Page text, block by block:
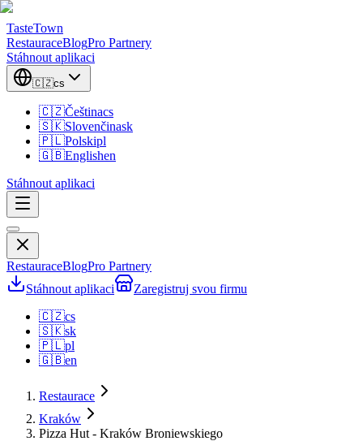
TasteTown
RestauraceBlogPro Partnery
Stáhnout aplikaci
🇨🇿cs
🇨🇿Češtinacs
🇸🇰Slovenčinask
🇵🇱Polskipl
🇬🇧Englishen
Stáhnout aplikaci
RestauraceBlogPro Partnery
Stáhnout aplikaci
Zaregistruj svou firmu
🇨🇿cs
🇸🇰sk
🇵🇱pl
🇬🇧en
Restaurace
Kraków
Pizza Hut - Kraków Broniewskiego